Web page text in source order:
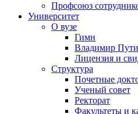
Профсоюз
Университет
О вузе
Гимн
Владимир
Лицензия и
Структура
Почетные
Ученый совет
Ректорат
Факультеты и